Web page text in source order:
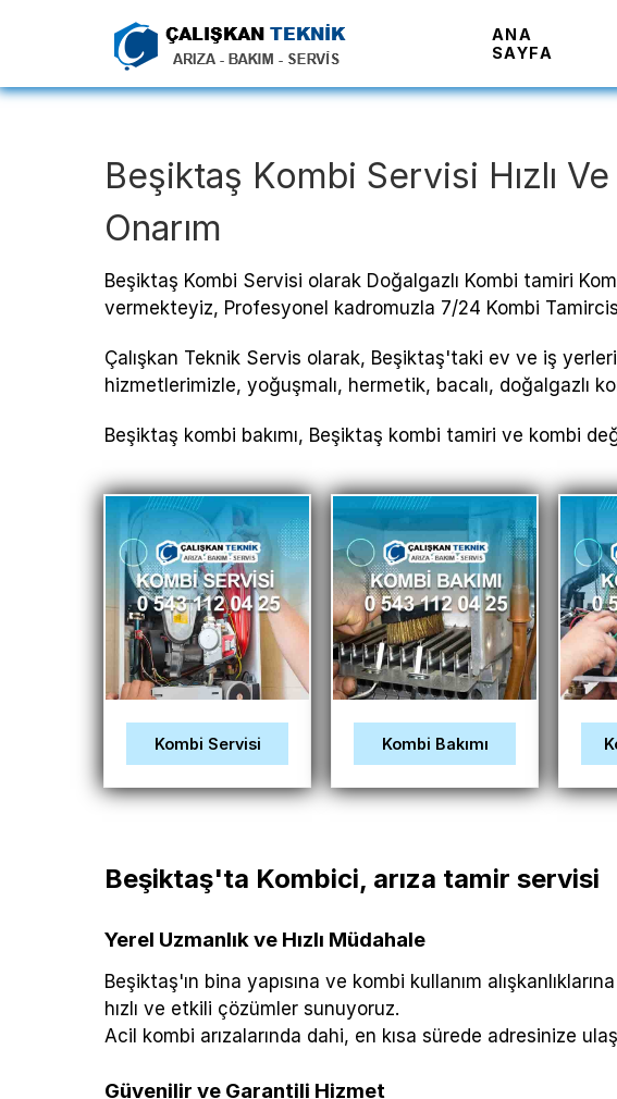
ANA
SAYFA
Beşiktaş Kombi Servisi Hızlı
Onarım
Beşiktaş Kombi Servisi olarak Doğalgazlı Kombi tamiri
vermekteyiz, Profesyonel kadromuzla 7/24 Kombi
Çalışkan Teknik Servis olarak, Beşiktaş'taki ev ve iş
hizmetlerimizle, yoğuşmalı, hermetik, bacalı, doğalgazlı
Beşiktaş kombi bakımı, Beşiktaş kombi tamiri ve kombi
Kombi Servisi Kombi Bakımı
Beşiktaş'ta Kombici, arıza tamir servisi
Yerel Uzmanlık ve Hızlı Müdahale
Beşiktaş'ın bina yapısına ve kombi kullanım
hızlı ve etkili çözümler sunuyoruz.
Acil kombi arızalarında dahi, en kısa sürede adresinize
Güvenilir ve Garantili Hizmet